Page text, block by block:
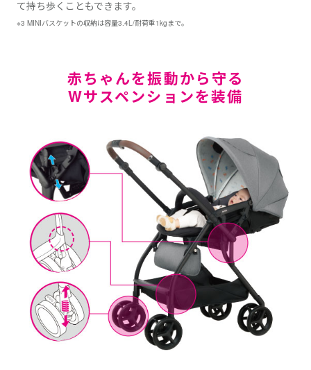
て持ち歩くこともできます。
※3 MINIバスケットの収納は容量3.4L/耐荷重1kgまで。
赤ちゃんを振動から守る
Wサスペンションを装備